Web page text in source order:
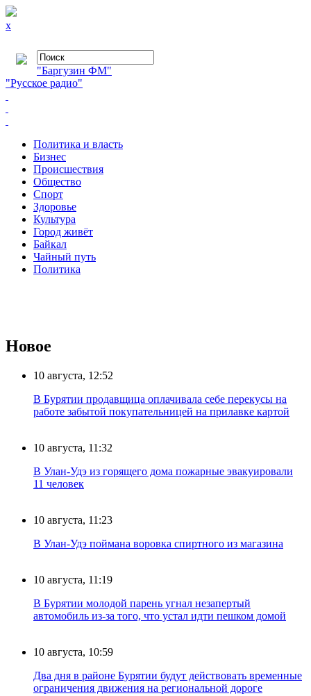
x
"Баргузин ФМ"
"Русское радио"
Политика и власть
Бизнес
Происшествия
Общество
Cпорт
Здоровье
Культура
Город живёт
Байкал
Чайный путь
Политика
Новое
10 августа, 12:52
В Бурятии продавщица оплачивала себе перекусы на
работе забытой покупательницей на прилавке картой
10 августа, 11:32
В Улан-Удэ из горящего дома пожарные эвакуировали
11 человек
10 августа, 11:23
В Улан-Удэ поймана воровка спиртного из магазина
10 августа, 11:19
В Бурятии молодой парень угнал незапертый
автомобиль из-за того, что устал идти пешком домой
10 августа, 10:59
Два дня в районе Бурятии будут действовать временные
ограничения движения на региональной дороге